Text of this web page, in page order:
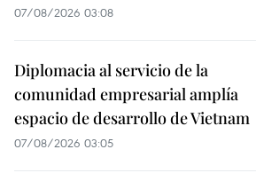
07/08/2026 03:08
Diplomacia al servicio de la
comunidad empresarial amplía
espacio de desarrollo de Vietnam
07/08/2026 03:05